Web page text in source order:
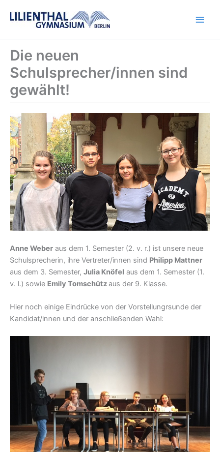
Inhalt
Die neuen
Schulsprecher/innen sind
gewählt!
Anne Weber aus dem 1. Semester (2. v. r.) ist unsere neue
Schulsprecherin, ihre Vertreter/innen sind Philipp Mattner
aus dem 3. Semester, Julia Knöfel aus dem 1. Semester (1.
v. l.) sowie Emily Tomschützaus der 9. Klasse.
Hier noch einige Eindrücke von der Vorstellungrsunde der
Kandidat/innen und der anschließenden Wahl: